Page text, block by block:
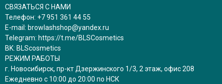
СВЯЗАТЬСЯ С НАМИ
Телефон: +7 951 361 44 55
E-mail: browlashshop@yandex.ru
Telegram: https://t.me/BLSCosmetics
BK: BLScosmetics
РЕЖИМ РАБОТЫ
г. Новосибирск, пр-кт Дзержинского 1/3, 2 этаж, офис 208
Ежедневно с 10:00 до 20:00 по НСК